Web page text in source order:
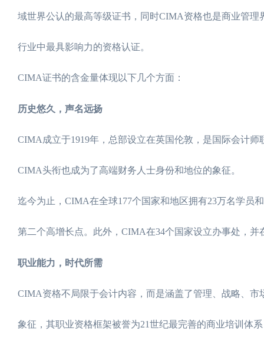
域世界公认的最高等级证书，同时CIMA资格也是商业管
行业中最具影响力的资格认证。
CIMA证书的含金量体现以下几个方面：
历史悠久，声名远扬
CIMA成立于1919年，总部设立在英国伦敦，是国际会计
CIMA头衔也成为了高端财务人士身份和地位的象征。
迄今为止，CIMA在全球177个国家和地区拥有23万名学员
第二个高增长点。此外，CIMA在34个国家设立办事处，并
职业能力，时代所需
CIMA资格不局限于会计内容，而是涵盖了管理、战略、
象征，其职业资格框架被誉为21世纪最完善的商业培训体